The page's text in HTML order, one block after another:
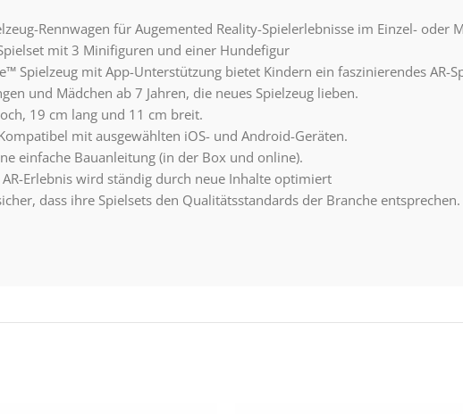
Rennwagen für Augemented Reality-Spielerlebnisse im Einzel- oder
mit 3 Minifiguren und einer Hundefigur
Spielzeug mit App-Unterstützung bietet Kindern ein faszinierendes AR-
und Mädchen ab 7 Jahren, die neues Spielzeug lieben.
19 cm lang und 11 cm breit.
mit ausgewählten iOS- und Android-Geräten.
einfache Bauanleitung (in der Box und online).
Erlebnis wird ständig durch neue Inhalte optimiert
dass ihre Spielsets den Qualitätsstandards der Branche entsprechen.